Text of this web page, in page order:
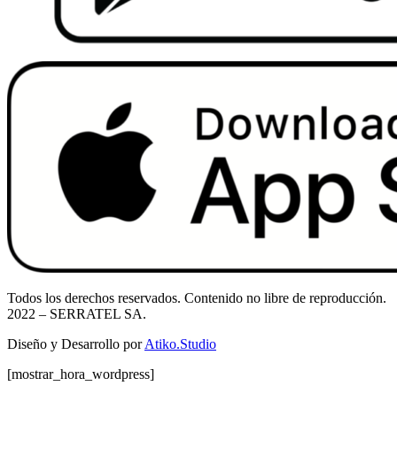
Todos los derechos reservados. Contenido no libre de reproducción.
2022 – SERRATEL SA.
Diseño y Desarrollo porAtiko.Studio
[mostrar_hora_wordpress]